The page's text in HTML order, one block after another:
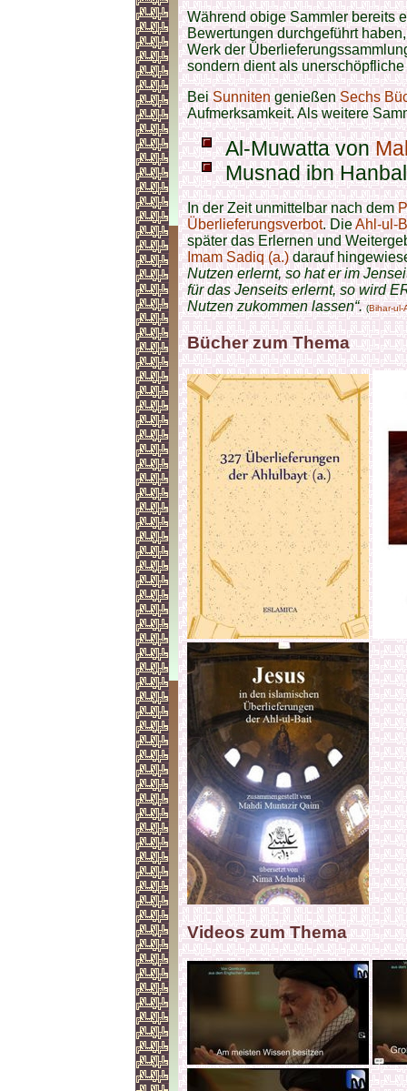
Während obige Sammler bereits
Bewertungen durchgeführt
Werk der
sondern dient als
BeiSunnitengenießenSechs
Aufmerksamkeit. Als weitere
Al-Muwatta von
Musnad ibn
In der Zeit unmittelbar nach dem
Überlieferungsverbot. DieAhl-ul-
später das Erlernen und
Imam Sadiq (a.)darauf
Nutzen erlernt, so hat er im
für das Jenseits erlernt, so wird
Nutzen zukommen lassen“.(Bihar-ul-
Bücher zum Thema
Videos zum Thema